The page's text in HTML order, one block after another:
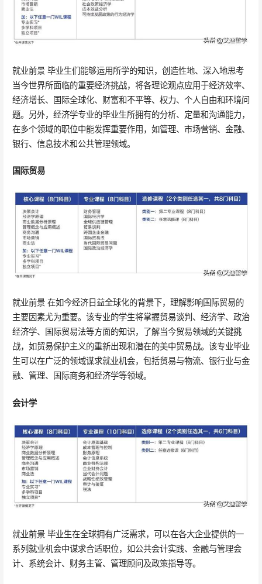
就业前景 毕业生们能够运用所学的知识，创造性地、深入地思考
当今世界所面临的重要经济挑战，将各理论观点应用于经济效率、
经济增长、国际全球化、财富和不平等、权力、个人自由和环境问
题。另外，经济学专业的毕业生所拥有的分析、定量和沟通能力，
在多个领域的职位中能发挥重要作用，如管理、市场营销、金融、
银行、信息技术和公共管理领域。
国际贸易
就业前景 在如今经济日益全球化的背景下，理解影响国际贸易的
主要因素尤为重要。该专业的学生将掌握贸易谈判、经济学、政治
经济学、国际贸易法等方面的知识，了解当今贸易领域的关键挑
战，如贸易保护主义的重新出现和潜在的美中贸易战。该专业毕业
生可以在广泛的领域谋求就业机会，包括贸易与物流、银行业与金
融、管理、国际商务和经济学等领域。
会计学
就业前景 毕业生在全球拥有广泛需求，可以在各大企业提供的一
系列就业机会中谋求合适职位，如公共会计实践、金融与管理会
计、系统会计、财务主管、管理顾问及政策指导等。